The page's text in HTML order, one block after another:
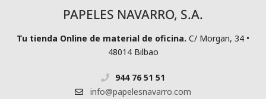
PAPELES NAVARRO, S.A.
Tu tienda Online de material de oficina. C/ Morgan, 34 •
48014 Bilbao
944 76 51 51
info@papelesnavarro.com